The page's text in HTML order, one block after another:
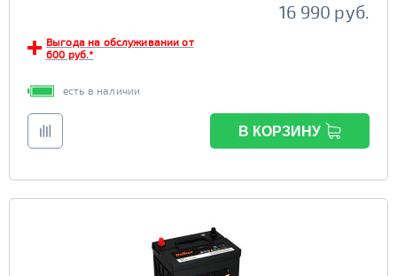
16 990 руб.
Выгода на обслуживании от
600 руб.*
есть в наличии
В КОРЗИНУ